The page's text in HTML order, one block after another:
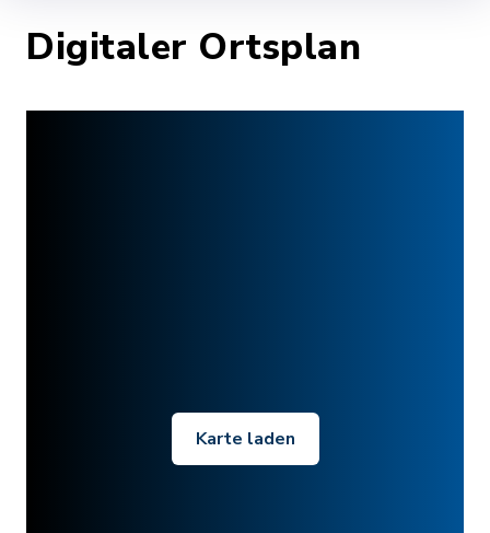
Digitaler Ortsplan
Karte laden